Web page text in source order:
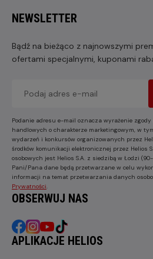
NEWSLETTER
Bądź na bieżąco z najnowszymi
ofertami specjalnymi, kuponami
Podanie adresu e-mail oznacza wyrażenie
handlowych o charakterze marketingowym, w
wydarzeń i konkursów organizowanych przez
środków komunikacji elektronicznej przez Helios
osobowych jest Helios S.A. z siedzibą w Łodzi
Pani/Pana dane będą przetwarzane w celu
informacji na temat przetwarzania danych
Prywatności.
OBSERWUJ NAS
APLIKACJE HELIOS